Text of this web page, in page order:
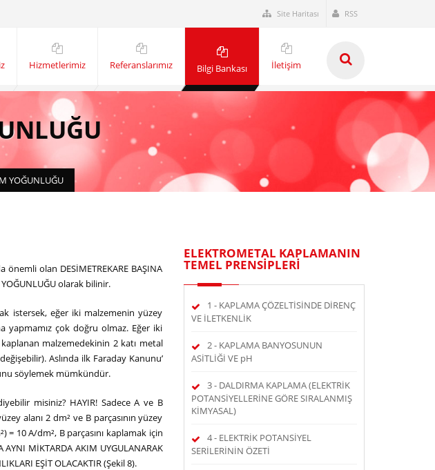
Site Haritası RSS
Hizmetlerimiz Referanslarımız Bilgi Bankası İletişim
YOĞUNLUĞU
olan DESİMETREKARE BAŞINA
olarak bilinir.
istersek, eğer iki malzemenin yüzey
yapmamız çok doğru olmaz. Eğer iki
malzemedekinin 2 katı metal
Aslında ilk Faraday Kanunu’
söylemek mümkündür.
misiniz? HAYIR! Sadece A ve B
alanı 2 dm² ve B parçasının yüzey
= 10 A/dm², B parçasını kaplamak için
MİKTARDA AKIM UYGULANARAK
EŞİT OLACAKTIR (Şekil 8).
ELEKTROMETAL KAPLAMANIN
TEMEL PRENSİPLERİ
1 - KAPLAMA ÇÖZELTİSİNDE DİRENÇ
VE İLETKENLİK
2 - KAPLAMA BANYOSUNUN
ASİTLİĞİ VE pH
3 - DALDIRMA KAPLAMA (ELEKTRİK
POTANSİYELLERİNE GÖRE SIRALANMIŞ
KİMYASAL)
4 - ELEKTRİK POTANSİYEL
SERİLERİNİN ÖZETİ